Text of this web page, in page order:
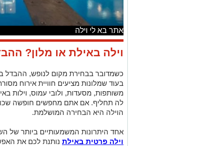
אתר בא לי וילה
וילה באילת או מלון?
כשמדובר בבחירת מקום לנופש, ההבדל
בעוד שמלונות מציעים חוויית אירוח
משותפות, מסעדות, ולובי עמוס, וילות
לה תחליף. אם אתם מחפשים חופשה
הוילה היא הבחירה המושלמת.
אחד היתרונות המשמעותיים ביותר של
וילה פרטית באילת נותנת לכם את